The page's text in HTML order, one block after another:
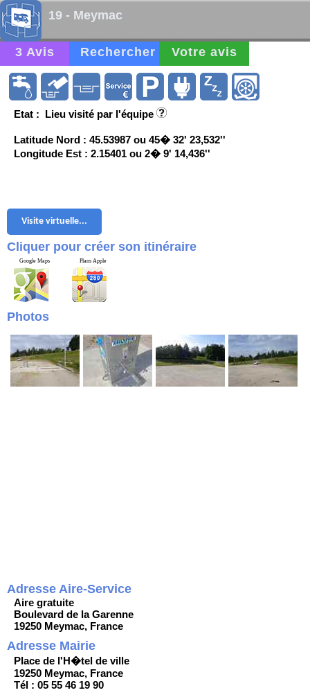
19 - Meymac
3 Avis Rechercher Votre avis
Etat : Lieu visité par l'équipe
Latitude Nord : 45.53987 ou 45� 32' 23,532''
Longitude Est : 2.15401 ou 2� 9' 14,436''
Visite virtuelle...
Cliquer pour créer son itinéraire
Google Maps Plans Apple
Photos
Adresse Aire-Service
Aire gratuite
Boulevard de la Garenne
19250 Meymac, France
Adresse Mairie
Place de l'H�tel de ville
19250 Meymac, France
Tél : 05 55 46 19 90